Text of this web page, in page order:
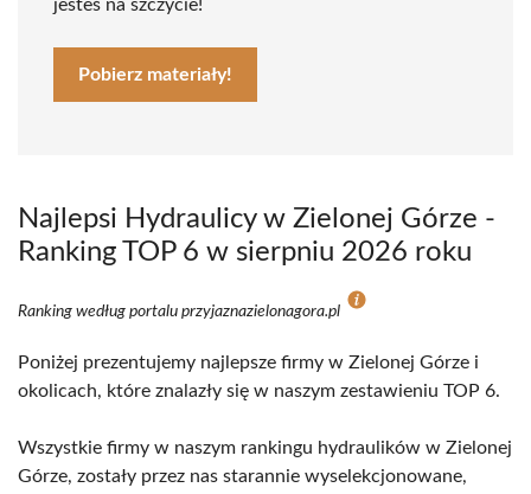
jesteś na szczycie!
Pobierz materiały!
Najlepsi Hydraulicy w Zielonej Górze -
Ranking TOP 6 w sierpniu 2026 roku
Ranking według portalu przyjaznazielonagora.pl
Poniżej prezentujemy najlepsze firmy w Zielonej Górze i
okolicach, które znalazły się w naszym zestawieniu TOP 6.
Wszystkie firmy w naszym rankingu hydraulików w Zielonej
Górze, zostały przez nas starannie wyselekcjonowane,